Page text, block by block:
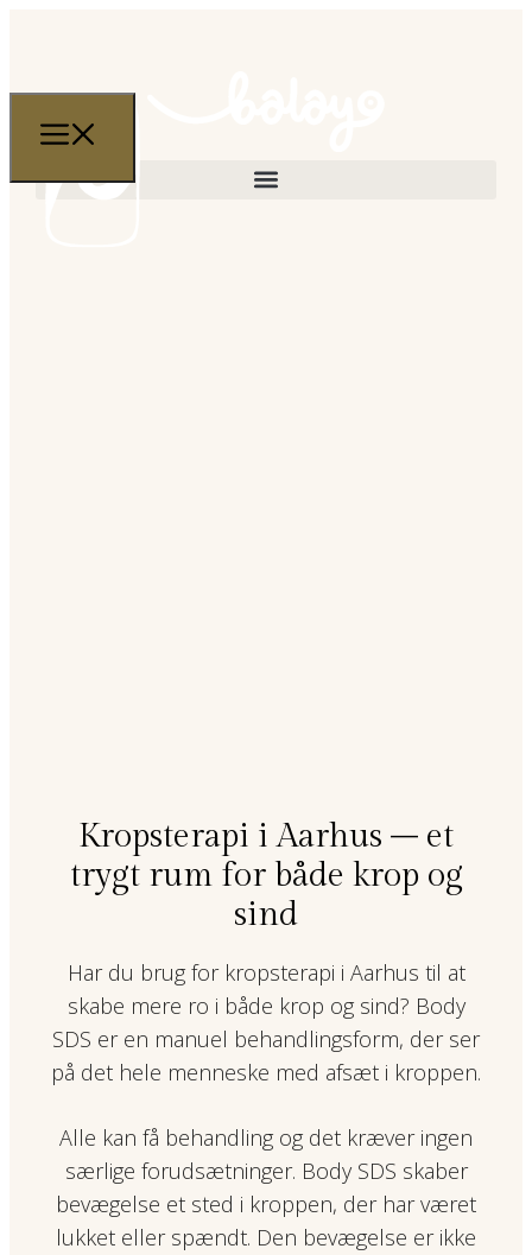
Kropsterapi i Aarhus – et
trygt rum for både krop og
sind
Har du brug for kropsterapi i Aarhus til at
skabe mere ro i både krop og sind? Body
SDS er en manuel behandlingsform, der ser
på det hele menneske med afsæt i kroppen.
Alle kan få behandling og det kræver ingen
særlige forudsætninger. Body SDS skaber
bevægelse et sted i kroppen, der har været
lukket eller spændt. Den bevægelse er ikke